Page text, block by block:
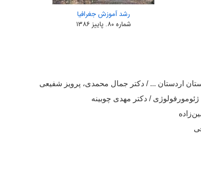
رشد آموزش جغرافیا
شماره ۸۰. پاییز ۱۳۸۶
اردستان ... / دکتر جمال محمدی، پرویز شفیعی
/ دکتر مهدی چوبینه